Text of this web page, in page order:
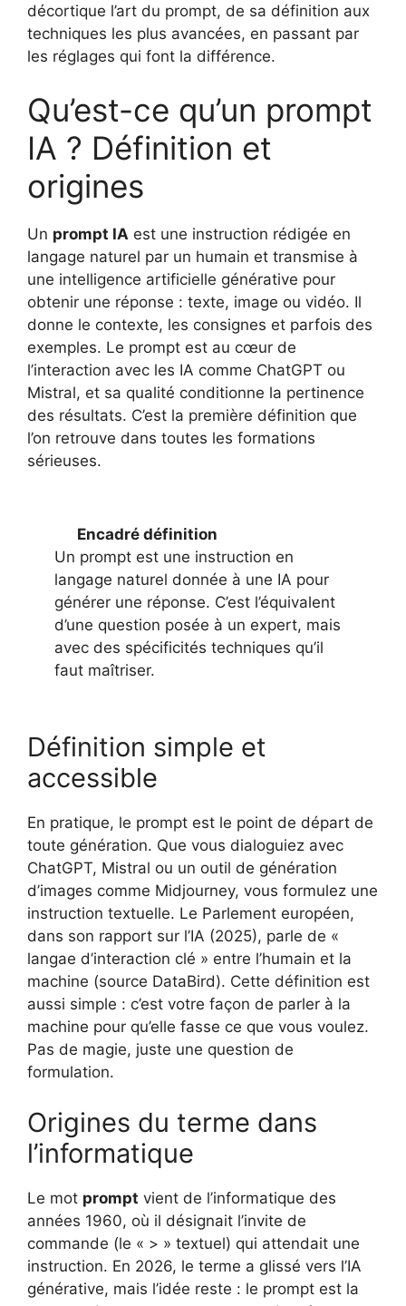
décortique l’art du prompt, de sa définition aux
techniques les plus avancées, en passant par
les réglages qui font la différence.
Qu’est-ce qu’un prompt
IA ? Définition et
origines
Un prompt IA est une instruction rédigée en
langage naturel par un humain et transmise à
une intelligence artificielle générative pour
obtenir une réponse : texte, image ou vidéo. Il
donne le contexte, les consignes et parfois des
exemples. Le prompt est au cœur de
l’interaction avec les IA comme ChatGPT ou
Mistral, et sa qualité conditionne la pertinence
des résultats. C’est la première définition que
l’on retrouve dans toutes les formations
sérieuses.
Encadré définition
Un prompt est une instruction en
langage naturel donnée à une IA pour
générer une réponse. C’est l’équivalent
d’une question posée à un expert, mais
avec des spécificités techniques qu’il
faut maîtriser.
Définition simple et
accessible
En pratique, le prompt est le point de départ de
toute génération. Que vous dialoguiez avec
ChatGPT, Mistral ou un outil de génération
d’images comme Midjourney, vous formulez une
instruction textuelle. Le Parlement européen,
dans son rapport sur l’IA (2025), parle de «
langae d’interaction clé » entre l’humain et la
machine (source DataBird). Cette définition est
aussi simple : c’est votre façon de parler à la
machine pour qu’elle fasse ce que vous voulez.
Pas de magie, juste une question de
formulation.
Origines du terme dans
l’informatique
Le mot prompt vient de l’informatique des
années 1960, où il désignait l’invite de
commande (le « > » textuel) qui attendait une
instruction. En 2026, le terme a glissé vers l’IA
générative, mais l’idée reste : le prompt est la